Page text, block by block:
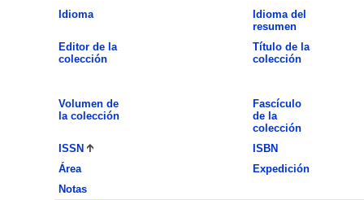
Idioma
Idioma del
resumen
Editor de la
colección
Título de la
colección
Volumen de
la colección
Fascículo
de la
colección
ISSN
ISBN
Área
Expedición
Notas